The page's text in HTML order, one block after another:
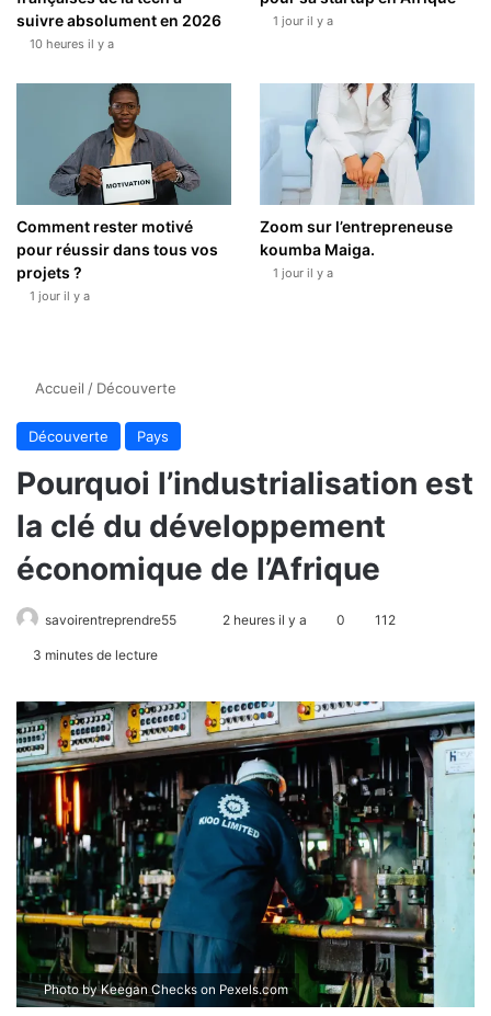
suivre absolument en 2026
10 heures il y a
1 jour il y a
Comment rester motivé
pour réussir dans tous vos
projets ?
1 jour il y a
Zoom sur l’entrepreneuse
koumba Maiga.
1 jour il y a